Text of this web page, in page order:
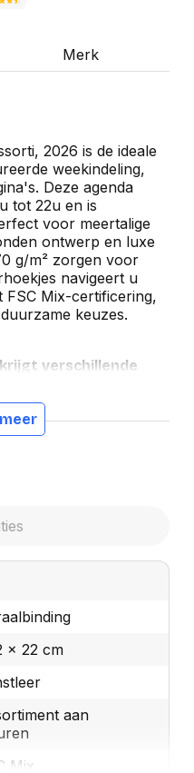
Merk
2026 is de ideale
weekindeling,
Deze agenda
tot 22u en is
voor meertalige
ontwerp en luxe
g/m² zorgen voor
navigeert u
FSC Mix-certificering,
keuzes.
verschillende
x 22 cm
aan
Mix